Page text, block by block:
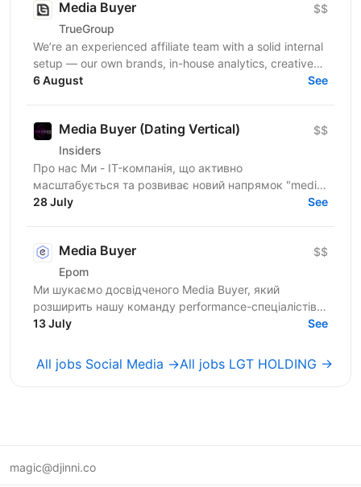
Media Buyer
TrueGroup
$$
We’re an experienced affiliate team with a solid internal
setup — our own brands, in-house analytics, creative
and product teams, and years of media buying...
6 August See
Media Buyer (Dating Vertical)
Insiders
$$
Про нас Ми - IT-компанія, що активно
масштабується та розвиває новий напрямок "media
buying". У нас вже є сформована команда
28 July See
Media Buyer
Epom
$$
Ми шукаємо досвідченого Media Buyer, який
розширить нашу команду performance-спеціалістів.
Якщо ти маєш досвід роботи з рекламними
13 July See
All jobs Social Media →All jobs LGT HOLDING →
magic@djinni.co